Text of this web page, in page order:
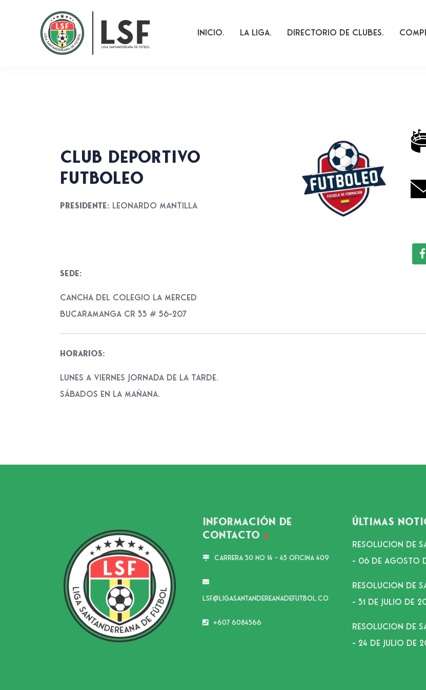
Inicio La Liga Directorio De Clubes
Club Deportivo
Futboleo
Presidente: Leonardo Mantilla
Sede:
CANCHA DEL COLEGIO LA MERCED
BUCARAMANGA CR 33 # 56-207
Horarios:
Lunes a viernes Jornada de la tarde.
Sábados en la mañana.
Información de
Contacto
Carrera 30 No 14 - 45 Oficina 409
lsf@ligasantandereanadefutbol.co
+607 6084566
Últimas
RESOLUCION DE
– 06 DE AGOSTO
RESOLUCION DE
– 31 DE JULIO DE
RESOLUCION DE
– 24 DE JULIO DE